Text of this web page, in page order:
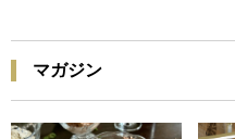
マガジン